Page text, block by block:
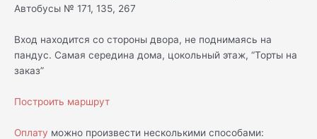
Автобусы № 171, 135, 267
Вход находится со стороны двора, не поднимаясь на
пандус. Самая середина дома, цокольный этаж, “Торты на
заказ”
Построить маршрут
Оплату можно произвести несколькими способами: